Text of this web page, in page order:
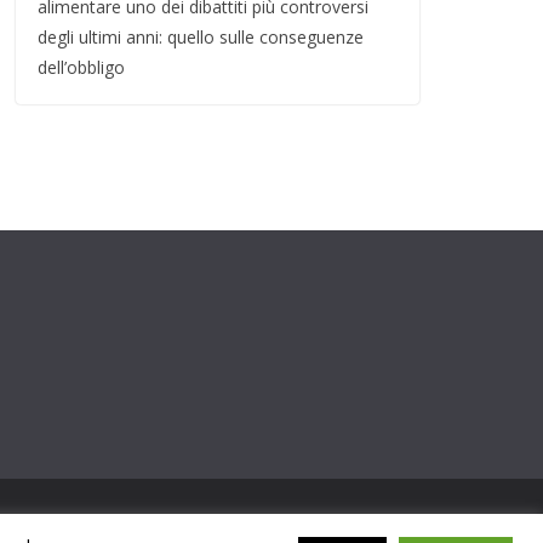
alimentare uno dei dibattiti più controversi
degli ultimi anni: quello sulle conseguenze
dell’obbligo